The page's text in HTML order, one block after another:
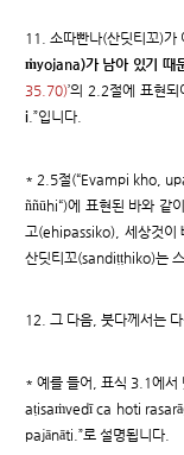
11. 소따빤나(산딧티꼬)가
ṁyojana)가 남아 있기 때
35.70)’의 2.2절에 표현
i .”입니다.
* 2.5절(“Evampi kho,
ññūhi“)에 표현된 바와 같
고(ehipassiko), 세상것이
산딧티꼬(sandiṭṭhiko)는
12. 그 다음, 붓다께서는
* 예를 들어, 표식 3.1에
aṭisaṁvedī ca hoti
pajānāti.”로 설명됩니다.